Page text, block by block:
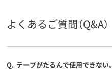
形状 テープ
テープ長
10m
よくあるご質問（Q&A）
Q. テープがたるんで使用できない。